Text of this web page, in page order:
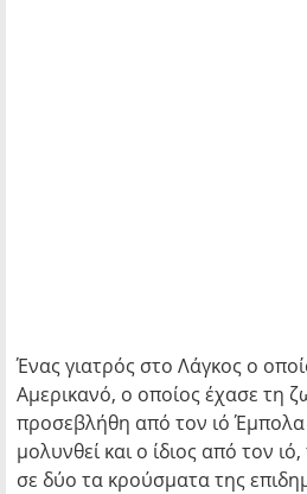
Ένας γιατρός στο Λάγκος ο
Αμερικανό, ο οποίος έχασε τη
προσεβλήθη από τον ιό Έμπολα
μολυνθεί και ο ίδιος από τον
σε δύο τα κρούσματα της